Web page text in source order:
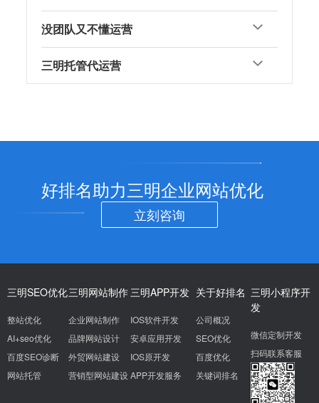
没团队又不懂运营
三明托管代运营
好排名助力三明企业网站优化
立刻咨询
三明SEO优化
整站优化
AI+seo优化
百度SEO诊断
网站托管
三明网站制作
企业网站制作
品牌网站设计
外贸网站建设
营销型网站建设
三明APP开发
IOS软件开发
安卓应用开发
IOS原开发
APP开发服务
关于好排名
公司概况
SEO优化
百度优化
关键词排名
三明小程序开
发
微信定制开发
扫码联系客服